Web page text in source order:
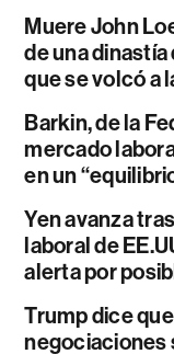
Muere John
de una
que se volcó a
Barkin, de la
mercado
en un
Yen avanza
laboral de
alerta por
Trump dice
negociaciones